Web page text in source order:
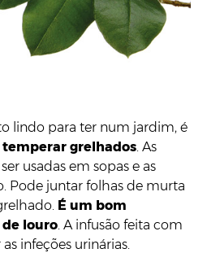
lindo para ter num jardim, é
temperar grelhados . As
usadas em sopas e as
Pode juntar folhas de murta
É um bom
louro . A infusão feita com
infeções urinárias.